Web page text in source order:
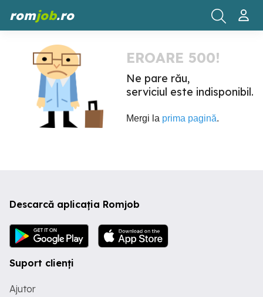
romjob.ro
EROARE 500!
Ne pare rău,
serviciul este indisponibil.
Mergi la prima pagină.
Descarcă aplicația Romjob
Suport clienți
Ajutor